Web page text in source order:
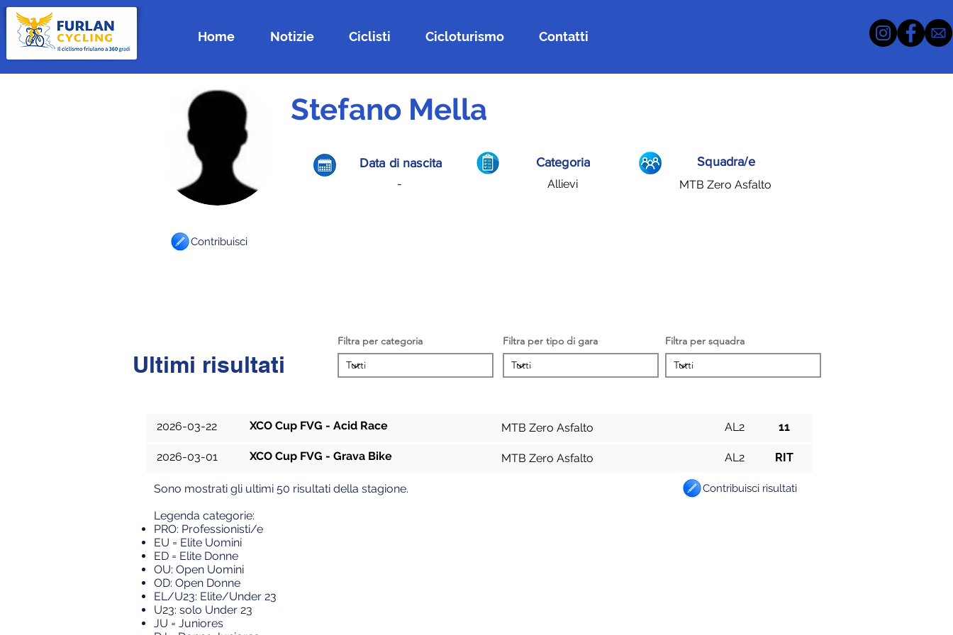
Home Notizie Ciclisti Cicloturismo Contatti
Stefano Mella
Data di nascita
-
Categoria
Allievi
Squadra/e
MTB Zero Asfalto
Contribuisci
Ultimi risultati
Filtra per squadra
Filtra per tipo di gara
Filtra per categoria
2026-03-22 XCO Cup FVG - Acid Race MTB Zero Asfalto AL2 11
2026-03-01 XCO Cup FVG - Grava Bike MTB Zero Asfalto AL2 RIT
Sono mostrati gli ultimi 50 risultati della stagione.
Legenda categorie:
PRO: Professionisti/e
EU = Elite Uomini
ED = Elite Donne
OU: Open Uomini
OD: Open Donne
EL/U23: Elite/Under 23
U23: solo Under 23
JU = Juniores
Contribuisci risultati